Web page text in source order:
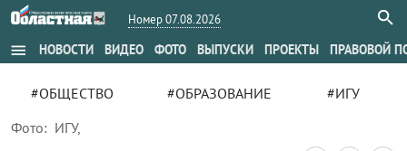
Номер 07.08.2026
menu НОВОСТИ ВИДЕО ФОТО ВЫПУСКИ ПРОЕКТЫ ПРАВОВОЙ
#ОБЩЕСТВО #ОБРАЗОВАНИЕ
#ИГУ
Фото: ИГУ,